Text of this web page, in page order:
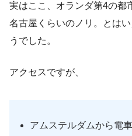
実はここ、オランダ第4の都
名古屋くらいのノリ。とは
うでした。
アクセスですが、
アムステルダムから電